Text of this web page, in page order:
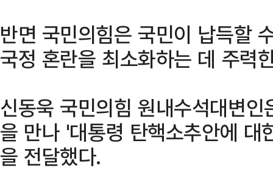
반면 국민의힘은 국민이 납득할
국정 혼란을 최소화하는 데 주력
신동욱 국민의힘 원내수석대변
을 만나 '대통령 탄핵소추안에
을 전달했다.